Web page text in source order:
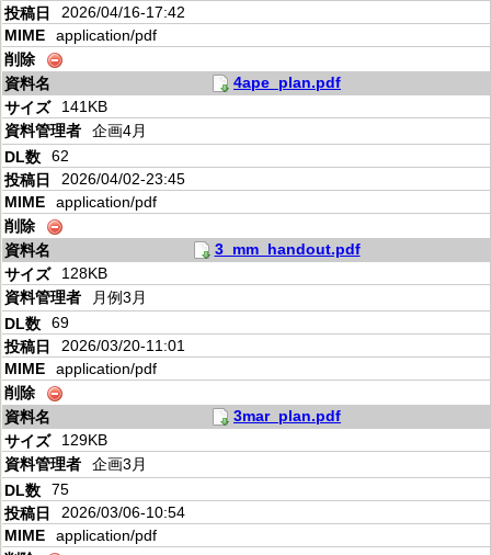
2026/04/16-17:42
application/pdf
4ape_plan.pdf
141KB
企画4月
62
2026/04/02-23:45
application/pdf
3_mm_handout.pdf
128KB
月例3月
69
2026/03/20-11:01
application/pdf
3mar_plan.pdf
129KB
企画3月
75
2026/03/06-10:54
application/pdf